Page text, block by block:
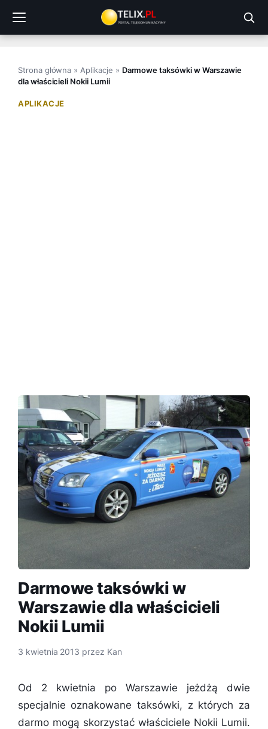
treści
Strona główna » Aplikacje » Darmowe taksówki w Warszawie
dla właścicieli Nokii Lumii
APLIKACJE
Darmowe taksówki w
Warszawie dla właścicieli
Nokii Lumii
3 kwietnia 2013 przez Kan
Od 2 kwietnia po Warszawie jeżdżą dwie
specjalnie oznakowane taksówki, z których za
darmo mogą skorzystać właściciele Nokii Lumii.